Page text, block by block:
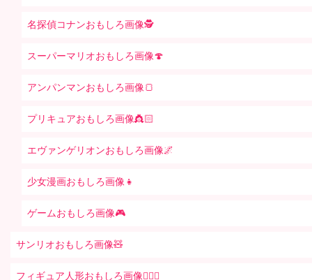
名探偵コナンおもしろ画像🕵️
スーパーマリオおもしろ画像🍄
アンパンマンおもしろ画像🍞
プリキュアおもしろ画像👸🏻
エヴァンゲリオンおもしろ画像🌌
少女漫画おもしろ画像👧
ゲームおもしろ画像🎮
サンリオおもしろ画像🧸
フィギュア人形おもしろ画像🧍🏼‍♂️